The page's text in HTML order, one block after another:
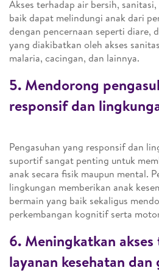
Akses terhadap air bersih,
baik dapat melindungi anak dari
dengan pencernaan seperti diare,
yang diakibatkan oleh akses
malaria, cacingan, dan lainnya.
5. Mendorong
responsif dan
Pengasuhan yang responsif dan
suportif sangat penting untuk
anak secara fisik maupun mental.
lingkungan memberikan anak
bermain yang baik sekaligus
perkembangan kognitif serta
6. Meningkatkan
layanan kesehatan dan